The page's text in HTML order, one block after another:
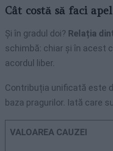
Cât costă să faci
Și în gradul doi? Relația
schimbă: chiar și în acest
acordul liber.
Contribuția unificată este
baza pragurilor. Iată care
VALOAREA CAUZEI